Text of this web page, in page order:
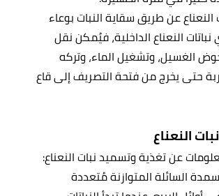
عن طريق سقاية النبات بوعاء
النعناع الداخلية، فيُمكن نقل
الغسيل، وتشغيل الماء، وتركه
حتى يخرج من فتحة التصريف إلى قاع
النعناع
عن تغذية وتسميد نبات النعناع:
السائلة المتوازنة مُتعددة